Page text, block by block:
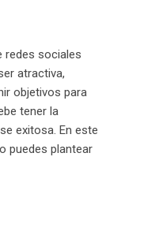
redes sociales
atractiva,
objetivos para
tener la
exitosa. En este
puedes plantear